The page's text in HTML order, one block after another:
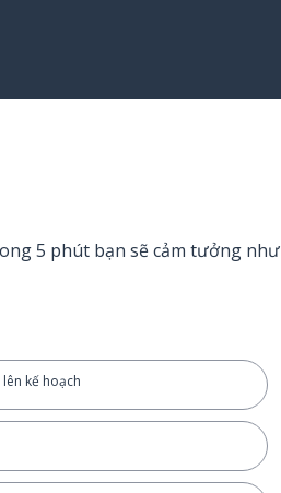
5 phút bạn sẽ cảm tưởng như
kế hoạch